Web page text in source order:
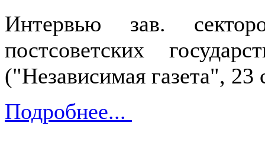
Интервью зав.
постсоветских
("Независимая газета", 23
Подробнее...